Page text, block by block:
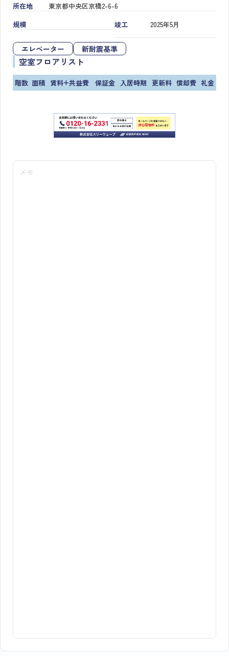
所在地
東京都中央区京橋2-6-6
規模
竣工 2025年5月
エレベーター 新耐震基準
空室フロアリスト
階数 面積 賃料+共益費 保証金 入居時期 更新料 償却費 礼金
メモ